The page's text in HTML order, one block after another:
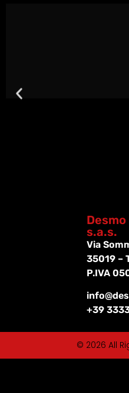
s.a.s.
Via
35019 –
P.IVA
+39
© 2026 All